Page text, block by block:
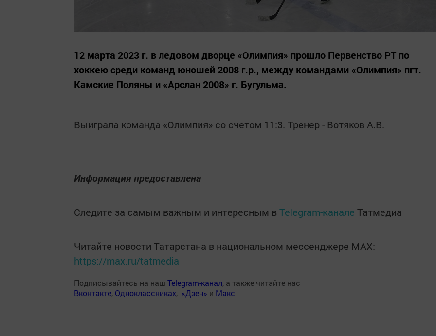
12 марта 2023 г. в ледовом дворце «Олимпия» прошло Первенство РТ по
хоккею среди команд юношей 2008 г.р., между командами «Олимпия» пгт.
Камские Поляны и «Арслан 2008» г. Бугульма.
Выиграла команда «Олимпия» со счетом 11:3. Тренер - Вотяков А.В.
Информация предоставлена
Следите за самым важным и интересным в Telegram-канале Татмедиа
Читайте новости Татарстана в национальном мессенджере MАХ:
https://max.ru/tatmedia
Подписывайтесь на наш Telegram-канал, а также читайте нас
Вконтакте, Одноклассниках, «Дзен» и Макс